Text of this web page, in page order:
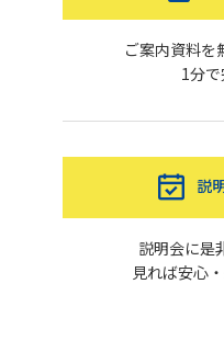
ご案内資料を
1分で
説
説明会に是
見れば安心